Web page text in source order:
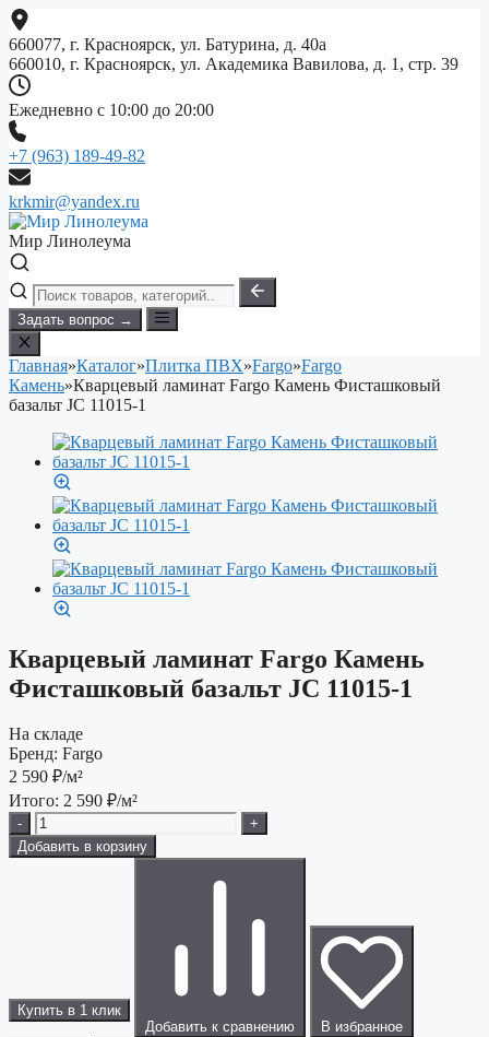
Перейти
к
содержимому
660077, г. Красноярск, ул. Батурина, д. 40а
660010, г. Красноярск, ул. Академика Вавилова, д. 1, стр. 39
Ежедневно с 10:00 до 20:00
+7 (963) 189-49-82
krkmir@yandex.ru
Мир Линолеума
Задать вопрос →
Главная»Каталог»Плитка ПВХ»Fargo»Fargo
Камень»Кварцевый ламинат Fargo Камень Фисташковый
базальт JC 11015-1
Кварцевый ламинат Fargo Камень
Фисташковый базальт JC 11015-1
На складе
Бренд: Fargo
2 590 ₽/м²
Итого: 2 590 ₽/м²
-
+
Добавить в корзину
Купить в 1 клик
Добавить к сравнению
В избранное